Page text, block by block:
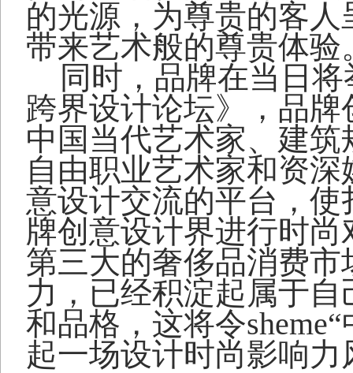
的光源，为尊贵的客
带来艺术般的尊贵体验
同时，品牌在当日
跨界设计论坛》，品
中国当代艺术家、建
自由职业艺术家和资
意设计交流的平台，
牌创意设计界进行时尚
第三大的奢侈品消费
力，已经积淀起属于
和品格，这将令sheme
起一场设计时尚影响力